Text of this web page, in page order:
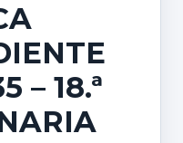
– 18.ª